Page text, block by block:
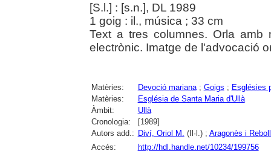
[S.l.] : [s.n.], DL 1989
1 goig : il., música ; 33 cm
Text a tres columnes. Orla amb
electrònic. Imatge de l'advocació
Matèries: Devoció mariana; Goigs ; Esglésies
Matèries:
Església de Santa Maria d'Ullà
Àmbit:
Ullà
Cronologia:
[1989]
Autors add.: Diví, Oriol M. (Il·l.) ; Aragonès i
Accés:
http://hdl.handle.net/10234/199756